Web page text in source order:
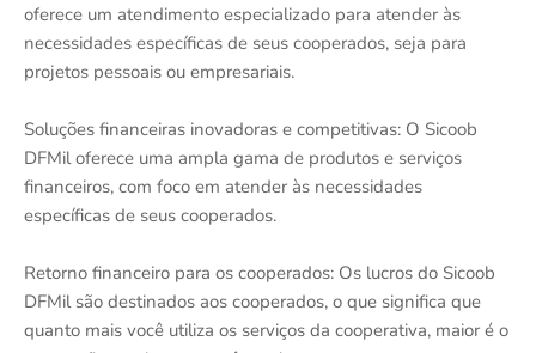
oferece um atendimento especializado para atender às
necessidades específicas de seus cooperados, seja para
projetos pessoais ou empresariais.
Soluções financeiras inovadoras e competitivas: O Sicoob
DFMil oferece uma ampla gama de produtos e serviços
financeiros, com foco em atender às necessidades
específicas de seus cooperados.
Retorno financeiro para os cooperados: Os lucros do Sicoob
DFMil são destinados aos cooperados, o que significa que
quanto mais você utiliza os serviços da cooperativa, maior é o